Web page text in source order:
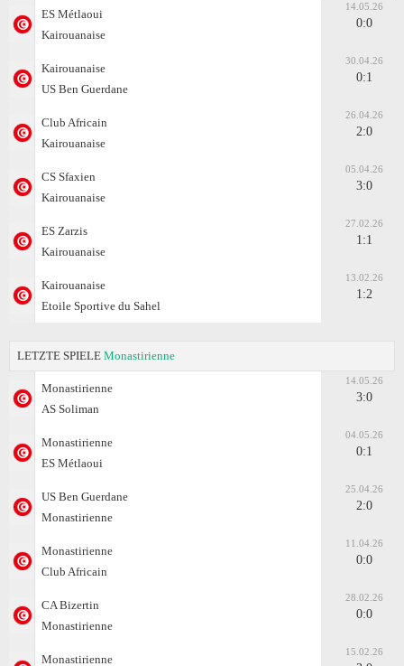
ES Métlaoui
Kairouanaise
14.05.26
0:0
Kairouanaise
US Ben Guerdane
30.04.26
0:1
Club Africain
Kairouanaise
26.04.26
2:0
CS Sfaxien
Kairouanaise
05.04.26
3:0
ES Zarzis
Kairouanaise
27.02.26
1:1
Kairouanaise
Etoile Sportive du Sahel
13.02.26
1:2
LETZTE SPIELE Monastirienne
Monastirienne
AS Soliman
14.05.26
3:0
Monastirienne
ES Métlaoui
04.05.26
0:1
US Ben Guerdane
Monastirienne
25.04.26
2:0
Monastirienne
Club Africain
11.04.26
0:0
CA Bizertin
Monastirienne
28.02.26
0:0
Monastirienne
15.02.26